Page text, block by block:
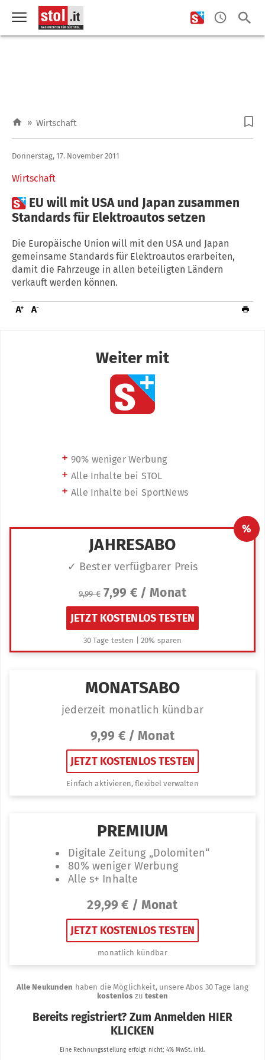
» Wirtschaft
Wirtschaft
Donnerstag, 17. November 2011
 EU will mit USA und Japan zusammen
Standards für Elektroautos setzen
Die Europäische Union will mit den USA und Japan
gemeinsame Standards für Elektroautos erarbeiten,
damit die Fahrzeuge in allen beteiligten Ländern
verkauft werden können.